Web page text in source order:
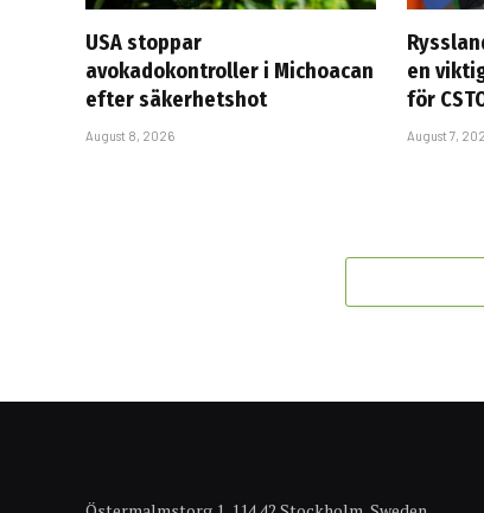
USA stoppar
avokadokontroller i Michoacan
efter säkerhetshot
August 8, 2026
en
för
August 7,